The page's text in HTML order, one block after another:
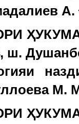
А.
ш.
М.